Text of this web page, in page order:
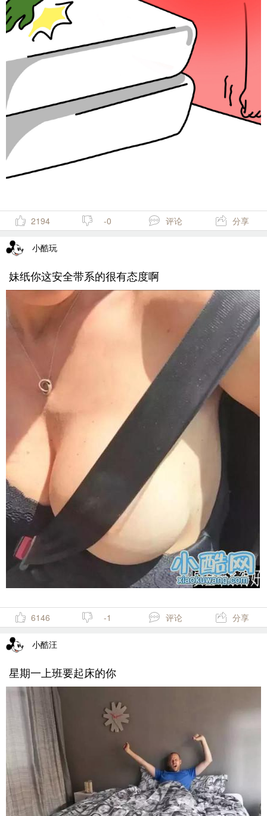
2194 -0 评论 分享
小酷玩
妹纸你这安全带系的很有态度啊
6146 -1 评论 分享
小酷汪
星期一上班要起床的你